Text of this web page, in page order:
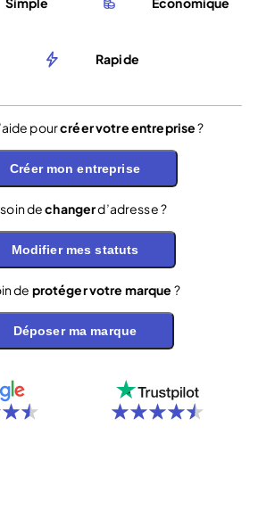
Rapide
pourcréer votre entreprise?
Créer mon entreprise
dechangerd’adresse ?
Modifier mes statuts
de protéger votre marque ?
Déposer ma marque